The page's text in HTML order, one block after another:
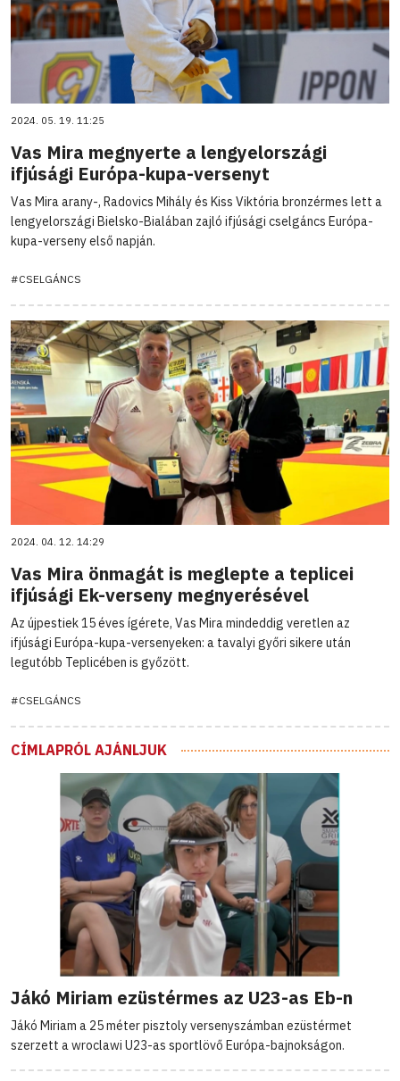
2024. 05. 19. 11:25
Vas Mira megnyerte a lengyelországi
ifjúsági Európa-kupa-versenyt
Vas Mira arany-, Radovics Mihály és Kiss Viktória bronzérmes lett a
lengyelországi Bielsko-Bialában zajló ifjúsági cselgáncs Európa-
kupa-verseny első napján.
#CSELGÁNCS
2024. 04. 12. 14:29
Vas Mira önmagát is meglepte a teplicei
ifjúsági Ek-verseny megnyerésével
Az újpestiek 15 éves ígérete, Vas Mira mindeddig veretlen az
ifjúsági Európa-kupa-versenyeken: a tavalyi győri sikere után
legutóbb Teplicében is győzött.
#CSELGÁNCS
CÍMLAPRÓL AJÁNLJUK
Jákó Miriam ezüstérmes az U23-as Eb-n
Jákó Miriam a 25 méter pisztoly versenyszámban ezüstérmet
szerzett a wroclawi U23-as sportlövő Európa-bajnokságon.